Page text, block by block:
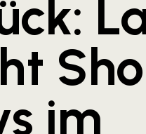
im